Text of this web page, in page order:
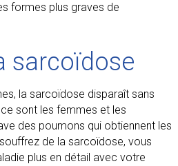
formes plus graves de
sarcoïdose
la sarcoïdose disparaît sans
sont les femmes et les
des poumons qui obtiennent les
de la sarcoïdose, vous
plus en détail avec votre